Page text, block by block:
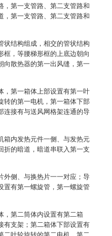
，第一支管路、第二支管路和
，第一支管路、第二支管路和
状结构组成，相交的管状结构
框，等腰梯形框的上底边朝向
向散热器的第一出风缝，第一
，第一箱体上部设置有第一叶
转的第一电机，第一箱体下部
连接有与送风网格架连通的导
箱内发热元件一侧、与发热元
折的暗道，暗道串联入第一支
外侧、与换热片一一对应；导
置有第一螺旋管，第一螺旋管
，第二筒体内设置有第二箱
有支架；第二箱体下部设置有